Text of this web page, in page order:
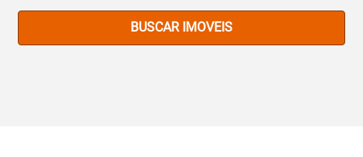
BUSCAR IMOVEIS